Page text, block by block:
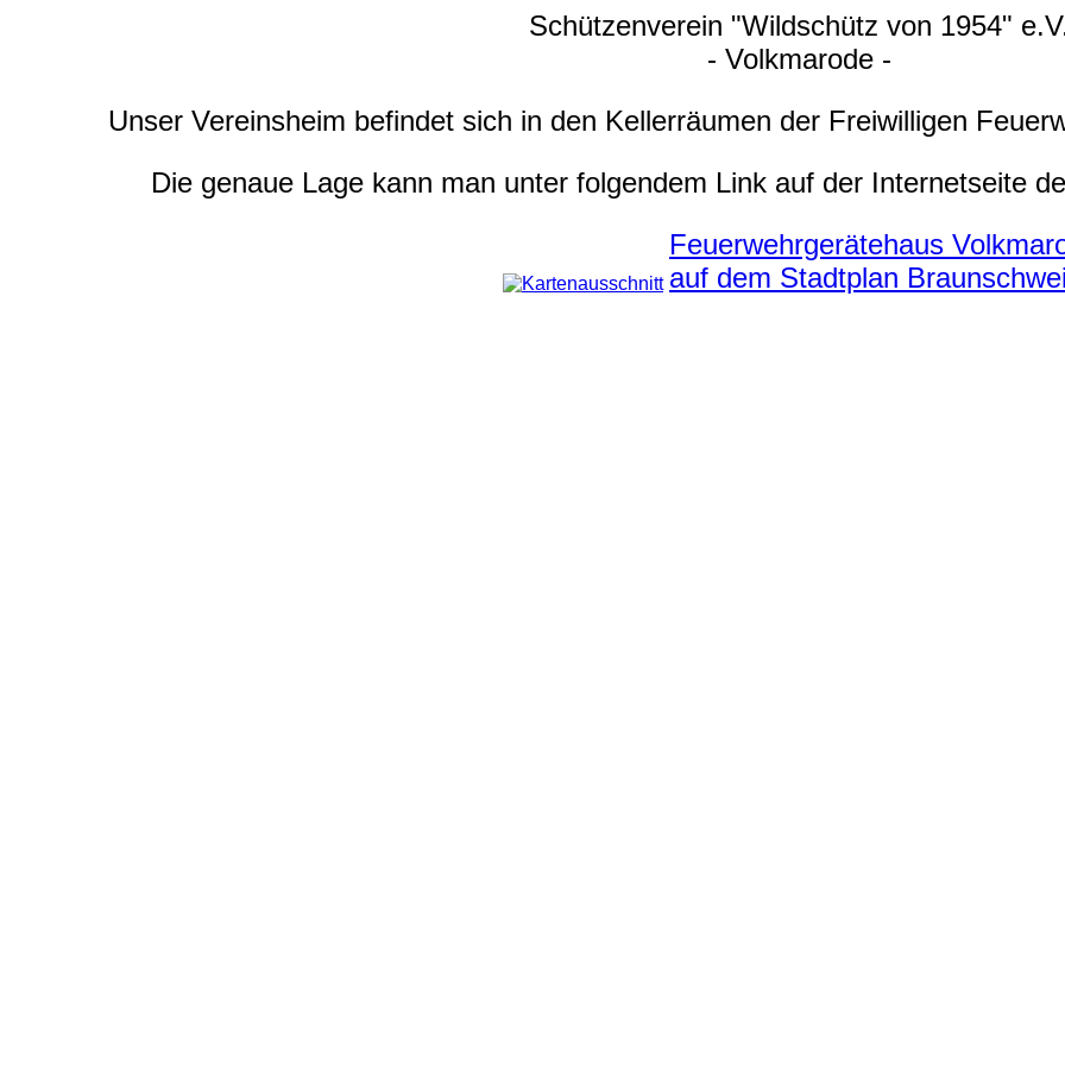
Schützenverein "Wildschütz von 1954"
- Volkmarode -
Unser Vereinsheim befindet sich in den Kellerräumen der Freiwilligen
Die genaue Lage kann man unter folgendem Link auf der Internetseite
Feuerwehrgerätehaus
auf dem Stadtplan